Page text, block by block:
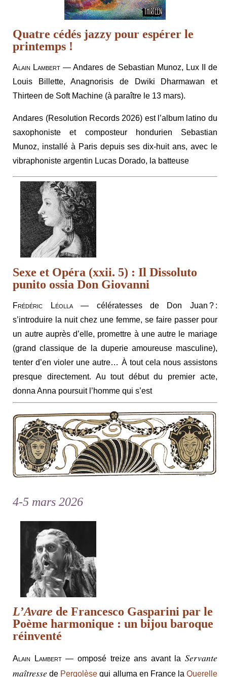
Quatre cédés jazzy pour espérer le
printemps !
Alain Lambert — Andares de Sebastian Munoz, Lux II de
Louis Billette, Anagnorisis de Dwiki Dharmawan et
Thirteen de Soft Machine (à paraître le 13 mars).
Andares (Resolution Records 2026) est l’album latino du
saxophoniste et composteur hondurien Sebastian
Munoz, installé à Paris depuis ses dix-huit ans, avec le
vibraphoniste argentin Lucas Dorado, la batteuse
Sexe et Opéra (xxii. 5) : Il Dissoluto
punito ossia Don Giovanni
Frédéric Léolla— célératesses de Don Juan ? :
s’introduire la nuit chez une femme, se faire passer pour
un autre auprès d’elle, promettre à une autre le mariage
(grand classique de la duperie amoureuse masculine),
tenter d’en violer une autre… À tout cela nous assistons
presque directement. Au tout début du premier acte,
donna Anna poursuit l’homme qui s’est
4-5 mars 2026
L’Avare de Francesco Gasparini par le
Poème harmonique : un bijou baroque
réinventé
Alain Lambert— omposé treize ans avant la Servante
maîtresse de Pergolèse qui alluma en France la Querelle